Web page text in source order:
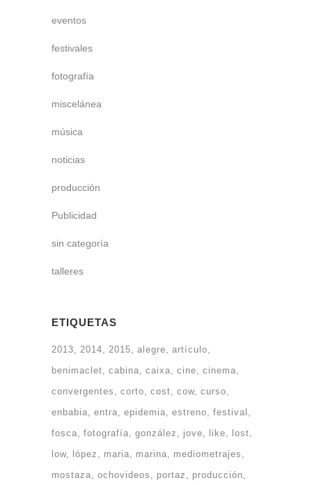
eventos
festivales
fotografía
miscelánea
música
noticias
producción
Publicidad
sin categoría
talleres
ETIQUETAS
2013 2014 2015 alegre
artículo
benimaclet
cabina caixa cine
cinema
convergentes
corto cost cow curso
enbabia
entra epidemia estreno
festival
fosca
fotografía gonzález jove like
lost
low
lópez maria marina
mediometrajes
mostaza
ochovideos portaz producción